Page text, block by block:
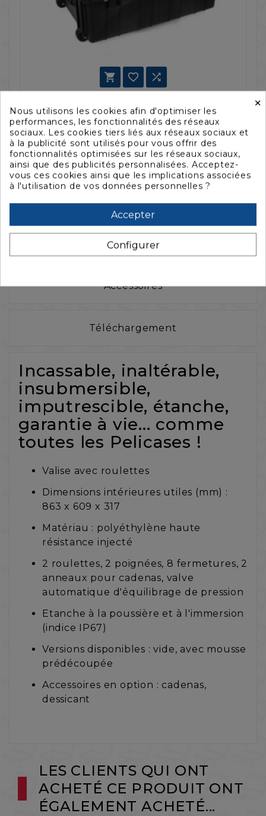
  
857,63 €
1 099,52 €
La description
Caractéristiques
Accessoires
Téléchargement
Incassable, inaltérable,
insubmersible,
imputrescible, étanche,
garantie à vie... comme
toutes les Pelicases !
Valise avec roulettes
Dimensions intérieures utiles (mm) :
863 x 609 x 317
Matériau : polyéthylène haute
résistance injecté
2 roulettes, 2 poignées, 8 fermetures, 2
anneaux pour cadenas, valve
automatique d'équilibrage de pression
Etanche à la poussière et à l'immersion
(indice IP67)
Versions disponibles : vide, avec mousse
prédécoupée
Accessoires en option : cadenas,
dessicant
LES CLIENTS QUI ONT
ACHETÉ CE PRODUIT ONT
ÉGALEMENT ACHETÉ...
×
Nous utilisons les cookies afin d'optimiser les
performances, les fonctionnalités des réseaux
sociaux. Les cookies tiers liés aux réseaux sociaux et
à la publicité sont utilisés pour vous offrir des
fonctionnalités optimisées sur les réseaux sociaux,
ainsi que des publicités personnalisées. Acceptez-
vous ces cookies ainsi que les implications associées
à l'utilisation de vos données personnelles ?
Accepter
Configurer